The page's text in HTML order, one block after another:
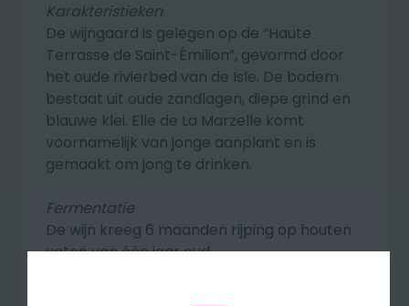
Karakteristieken
De wijngaard is gelegen op de “Haute
Terrasse de Saint-Émilion”, gevormd door
het oude rivierbed van de Isle. De bodem
bestaat uit oude zandlagen, diepe grind en
blauwe klei. Elle de La Marzelle komt
voornamelijk van jonge aanplant en is
gemaakt om jong te drinken.
Fermentatie
De wijn kreeg 6 maanden rijping op houten
vaten van één jaar oud.